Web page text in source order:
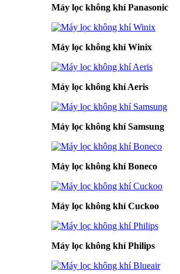
Máy lọc không khí Panasonic
Máy lọc không khí Winix
Máy lọc không khí Aeris
Máy lọc không khí Samsung
Máy lọc không khí Boneco
Máy lọc không khí Cuckoo
Máy lọc không khí Philips